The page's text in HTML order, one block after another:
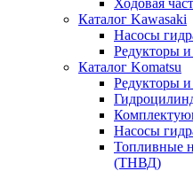
Ходовая
Каталог Kawasaki
Насосы
Редукторы
Каталог Komatsu
Редукторы
Насосы
Топливные
(ТНВД)